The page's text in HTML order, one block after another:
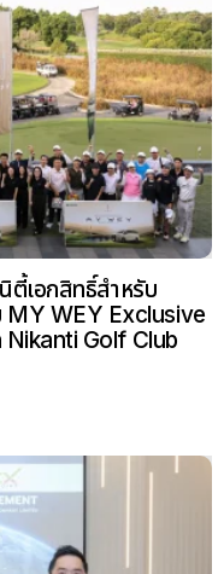
ตี้เอกสิทธิ์สำหรับ
MY WEY Exclusive
Nikanti Golf Club